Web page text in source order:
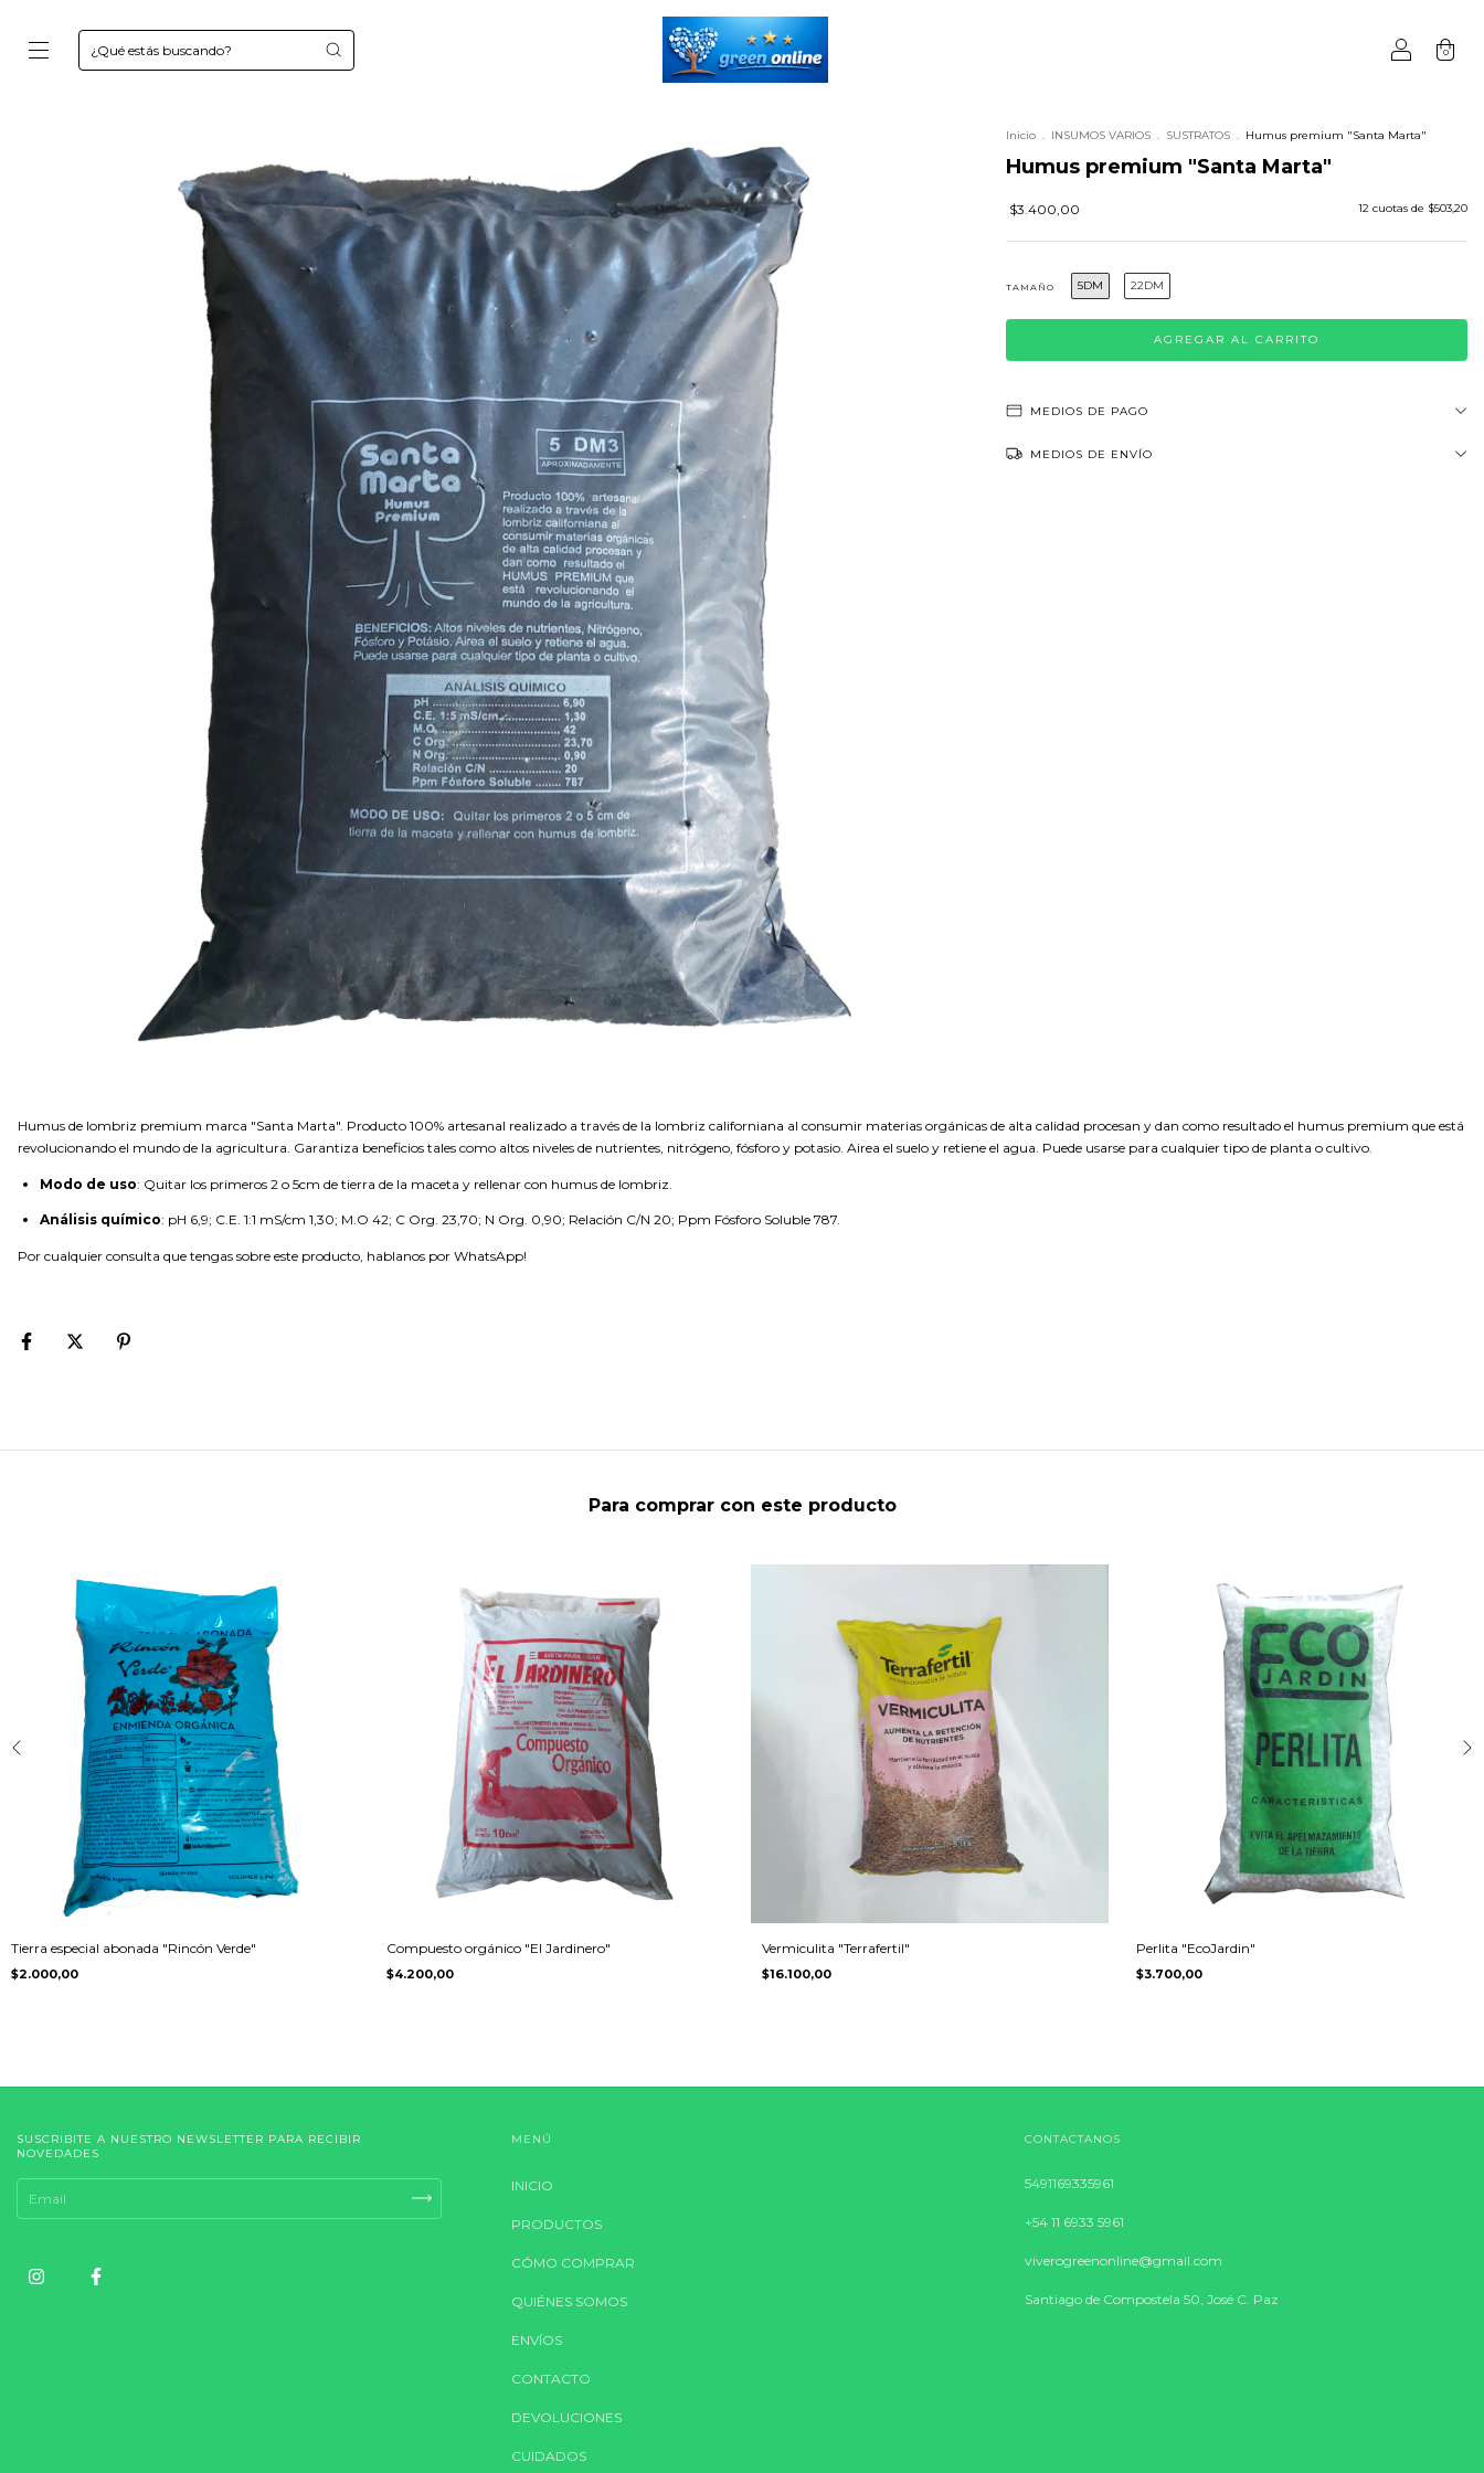
0
Inicio . INSUMOS VARIOS . SUSTRATOS . Humus premium "Santa Marta"
Humus premium "Santa Marta"
$3.400,00 12 cuotas de $503,20
TAMAÑO 5DM 22DM
MEDIOS DE PAGO
MEDIOS DE ENVÍO
Humus de lombriz premium marca "Santa Marta". Producto 100% artesanal realizado a través de la lombriz californiana al consumir materias orgánicas de alta calidad procesan y dan como resultado el humus premium que está
revolucionando el mundo de la agricultura. Garantiza beneficios tales como altos niveles de nutrientes, nitrógeno, fósforo y potasio. Airea el suelo y retiene el agua. Puede usarse para cualquier tipo de planta o cultivo.
Modo de uso: Quitar los primeros 2 o 5cm de tierra de la maceta y rellenar con humus de lombriz.
Análisis químico: pH 6,9; C.E. 1:1 mS/cm 1,30; M.O 42; C Org. 23,70; N Org. 0,90; Relación C/N 20; Ppm Fósforo Soluble 787.
Por cualquier consulta que tengas sobre este producto, hablanos por WhatsApp!
Para comprar con este producto
Tierra especial abonada "Rincón Verde"
$2.000,00
Compuesto orgánico "El Jardinero"
$4.200,00
Vermiculita "Terrafertil"
$16.100,00
Perlita "EcoJardin"
$3.700,00
SUSCRIBITE A NUESTRO NEWSLETTER PARA RECIBIR
NOVEDADES
MENÚ
INICIO
PRODUCTOS
CÓMO COMPRAR
QUIÉNES SOMOS
ENVÍOS
CONTACTO
DEVOLUCIONES
CUIDADOS
CONTACTANOS
5491169335961
+54 11 6933 5961
viverogreenonline@gmail.com
Santiago de Compostela 50, José C. Paz